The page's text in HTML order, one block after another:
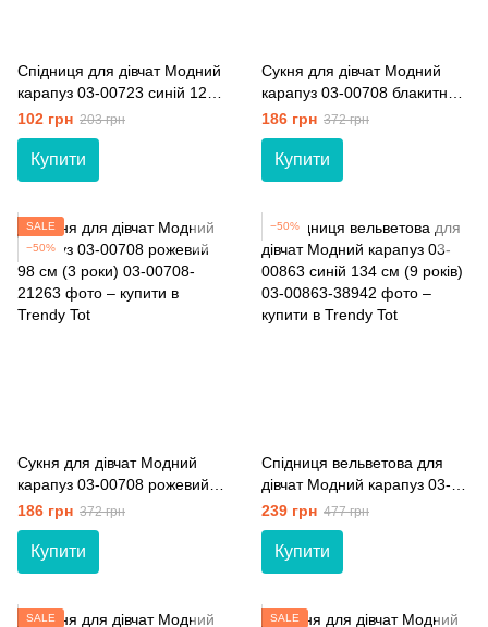
Спідниця для дівчат Модний
карапуз 03-00723 синій 122
см (7 років)
102 грн 203 грн
Купити
Сукня для дівчат Модний
карапуз 03-00708 блакитний
80 см (12 мiс.)
186 грн 372 грн
Купити
SALE
−50%
Сукня для дівчат Модний
карапуз 03-00708 рожевий
98 см (3 роки)
186 грн 372 грн
Купити
−50%
Спідниця вельветова для
дівчат Модний карапуз 03-
00863 синій 134 см (9 років)
239 грн 477 грн
Купити
SALE
SALE